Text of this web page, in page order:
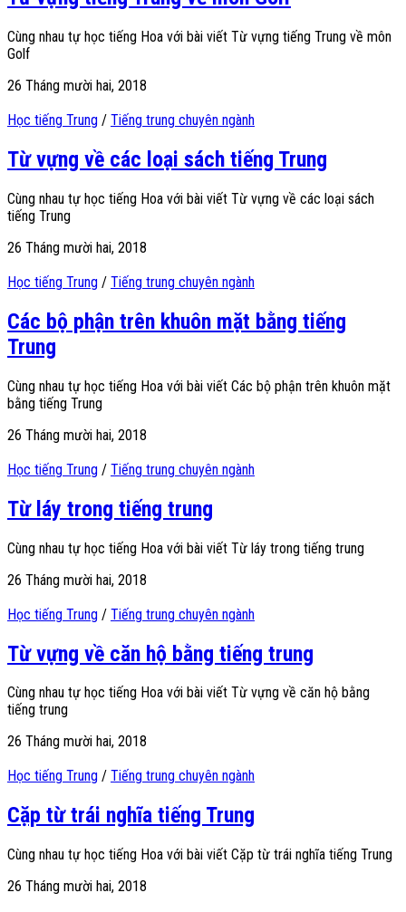
Cùng nhau tự học tiếng Hoa với bài viết Từ vựng tiếng Trung về môn
Golf
26 Tháng mười hai, 2018
Học tiếng Trung / Tiếng trung chuyên ngành
Từ vựng về các loại sách tiếng Trung
Cùng nhau tự học tiếng Hoa với bài viết Từ vựng về các loại sách
tiếng Trung
26 Tháng mười hai, 2018
Học tiếng Trung / Tiếng trung chuyên ngành
Các bộ phận trên khuôn mặt bằng tiếng
Trung
Cùng nhau tự học tiếng Hoa với bài viết Các bộ phận trên khuôn mặt
bằng tiếng Trung
26 Tháng mười hai, 2018
Học tiếng Trung / Tiếng trung chuyên ngành
Từ láy trong tiếng trung
Cùng nhau tự học tiếng Hoa với bài viết Từ láy trong tiếng trung
26 Tháng mười hai, 2018
Học tiếng Trung / Tiếng trung chuyên ngành
Từ vựng về căn hộ bằng tiếng trung
Cùng nhau tự học tiếng Hoa với bài viết Từ vựng về căn hộ bằng
tiếng trung
26 Tháng mười hai, 2018
Học tiếng Trung / Tiếng trung chuyên ngành
Cặp từ trái nghĩa tiếng Trung
Cùng nhau tự học tiếng Hoa với bài viết Cặp từ trái nghĩa tiếng Trung
26 Tháng mười hai, 2018